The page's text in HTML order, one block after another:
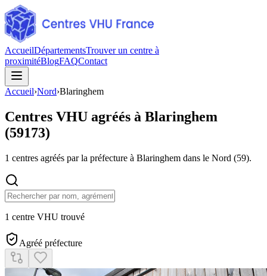
AccueilDépartementsTrouver un centre à
proximitéBlogFAQContact
Accueil›Nord›Blaringhem
Centres VHU agréés à Blaringhem
(59173)
1 centres agréés par la préfecture à Blaringhem dans le Nord (59).
1 centre VHU trouvé
Agréé préfecture